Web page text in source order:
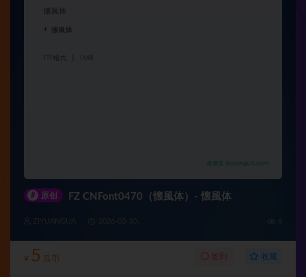
# 原创 FZ CNFont0470（懐風体）- 懐風体
ZIYUANGUA
¥ 5 瓜币 签到 收藏